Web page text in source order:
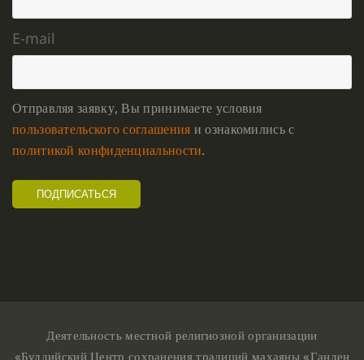
E-mail
Отправляя заявку, Вы принимаете условия
пользовательского соглашения и ознакомились с
политикой конфиденциальности.
Деятельность местной религиозной организации
«Буддийский Центр сохранения традиций махаяны «Ганден